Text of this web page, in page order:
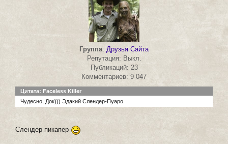
Группа: Друзья Сайта
Репутация: Выкл.
Публикаций: 23
Комментариев: 9 047
Цитата: Faceless Killer
Чудесно, Док))) Эдакий Слендер-Пуаро
Слендер пикапер